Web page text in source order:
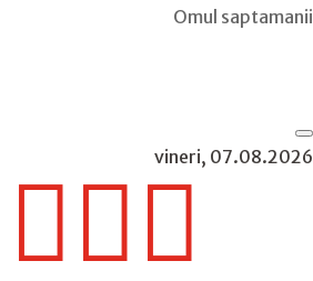
Omul saptamanii
vineri, 07.08.2026
